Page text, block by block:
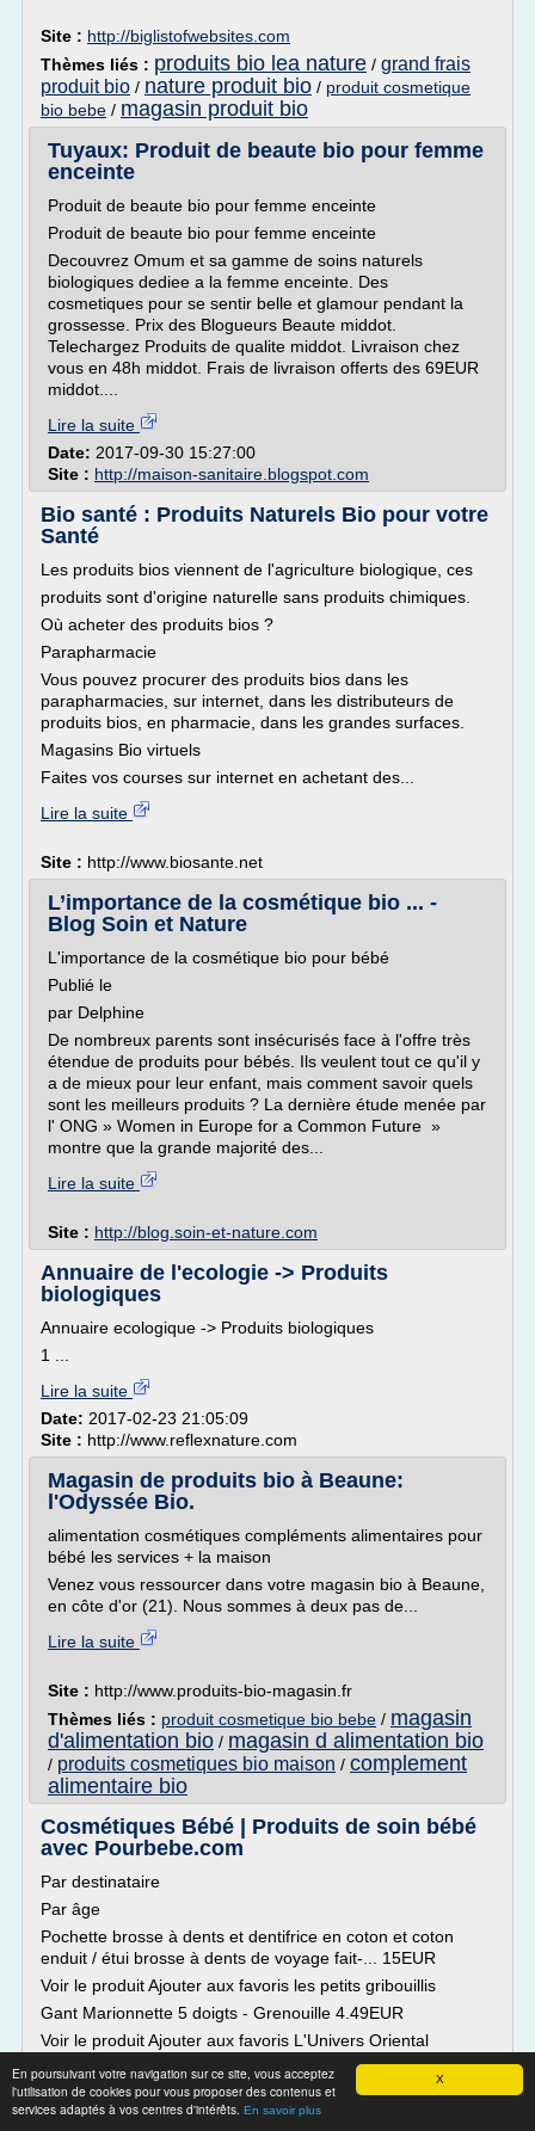
X
En poursuivant votre navigation sur ce site, vous acceptez
l'utilisation de cookies pour vous proposer des contenus et
services adaptés à vos centres d'intérêts. En savoir plus
Site : http://biglistofwebsites.com
Thèmes liés : produits bio lea nature / grand frais
produit bio / nature produit bio / produit cosmetique
bio bebe / magasin produit bio
Tuyaux: Produit de beaute bio pour femme
enceinte
Produit de beaute bio pour femme enceinte
Produit de beaute bio pour femme enceinte
Decouvrez Omum et sa gamme de soins naturels
biologiques dediee a la femme enceinte. Des
cosmetiques pour se sentir belle et glamour pendant la
grossesse. Prix des Blogueurs Beaute middot.
Telechargez Produits de qualite middot. Livraison chez
vous en 48h middot. Frais de livraison offerts des 69EUR
middot....
Lire la suite
Date: 2017-09-30 15:27:00
Site : http://maison-sanitaire.blogspot.com
Bio santé : Produits Naturels Bio pour votre
Santé
Les produits bios viennent de l'agriculture biologique, ces
produits sont d'origine naturelle sans produits chimiques.
Où acheter des produits bios ?
Parapharmacie
Vous pouvez procurer des produits bios dans les
parapharmacies, sur internet, dans les distributeurs de
produits bios, en pharmacie, dans les grandes surfaces.
Magasins Bio virtuels
Faites vos courses sur internet en achetant des...
Lire la suite
Site : http://www.biosante.net
L’importance de la cosmétique bio ... -
Blog Soin et Nature
L'importance de la cosmétique bio pour bébé
Publié le
par Delphine
De nombreux parents sont insécurisés face à l'offre très
étendue de produits pour bébés. Ils veulent tout ce qu'il y
a de mieux pour leur enfant, mais comment savoir quels
sont les meilleurs produits ? La dernière étude menée par
l' ONG » Women in Europe for a Common Future »
montre que la grande majorité des...
Lire la suite
Site : http://blog.soin-et-nature.com
Annuaire de l'ecologie -> Produits
biologiques
Annuaire ecologique -> Produits biologiques
1 ...
Lire la suite
Date: 2017-02-23 21:05:09
Site : http://www.reflexnature.com
Magasin de produits bio à Beaune:
l'Odyssée Bio.
alimentation cosmétiques compléments alimentaires pour
bébé les services + la maison
Venez vous ressourcer dans votre magasin bio à Beaune,
en côte d'or (21). Nous sommes à deux pas de...
Lire la suite
Site : http://www.produits-bio-magasin.fr
Thèmes liés : produit cosmetique bio bebe / magasin
d'alimentation bio / magasin d alimentation bio
/ produits cosmetiques bio maison / complement
alimentaire bio
Cosmétiques Bébé | Produits de soin bébé
avec Pourbebe.com
Par destinataire
Par âge
Pochette brosse à dents et dentifrice en coton et coton
enduit / étui brosse à dents de voyage fait-... 15EUR
Voir le produit Ajouter aux favoris les petits gribouillis
Gant Marionnette 5 doigts - Grenouille 4.49EUR
Voir le produit Ajouter aux favoris L'Univers Oriental
COFFRET MA PREMIERE EAU PARFUMEE - Eau de Bébé
et Lapin Bleu, 50ml 12.49EUR
Voir le produit...